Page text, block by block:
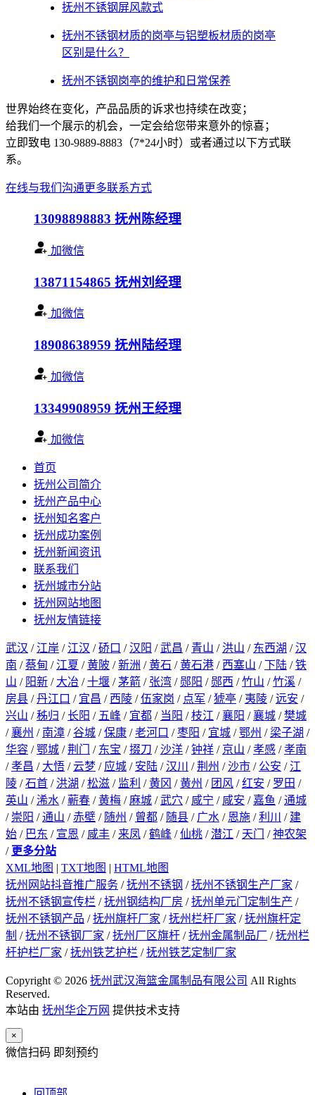
抚州不锈钢屏风款式
抚州不锈钢材质的岗亭与铝塑板材质的岗亭
区别是什么？
抚州不锈钢岗亭的维护和日常保养
世界始终在变化，产品品质的诉求也持续在改变；
给我们一个展示的机会，一定会给您带来意外的惊喜；
立即致电 130-9889-8883（7*24小时）或者通过以下方式联
系。
在线与我们沟通更多联系方式
13098898883 抚州陈经理
加微信
13871154865 抚州刘经理
加微信
18908638959 抚州陆经理
加微信
13349908959 抚州王经理
加微信
首页
抚州公司简介
抚州产品中心
抚州知名客户
抚州成功案例
抚州新闻资讯
联系我们
抚州城市分站
抚州网站地图
抚州友情链接
武汉 / 江岸 / 江汉 /硚口 /汉阳 /武昌 / 青山 / 洪山 / 东西湖 /汉
南 /蔡甸 / 江夏 /黄陂 /新洲 /黄石 /黄石港 / 西塞山 /下陆 /铁
山 / 阳新 / 大冶 /十堰 /茅箭 / 张湾 / 郧阳 / 郧西 /竹山 /竹溪 /
房县 /丹江口 / 宜昌 / 西陵 /伍家岗 / 点军 /猇亭 / 夷陵 /远安 /
兴山 /秭归 /长阳 / 五峰 / 宜都 / 当阳 /枝江 /襄阳 /襄城 /樊城
/襄州 / 南漳 /谷城 /保康 /老河口 /枣阳 / 宜城 /鄂州 / 梁子湖 /
华容 /鄂城 /荆门 / 东宝 /掇刀 /沙洋 /钟祥 / 京山 /孝感 /孝南
/孝昌 / 大悟 /云梦 / 应城 / 安陆 /汉川 /荆州 /沙市 / 公安 / 江
陵 /石首 / 洪湖 /松滋 / 监利 /黄冈 /黄州 / 团风 /红安 / 罗田 /
英山 /浠水 /蕲春 /黄梅 / 麻城 /武穴 / 咸宁 / 咸安 / 嘉鱼 /通城
/ 崇阳 /通山 /赤壁 / 随州 / 曾都 / 随县 / 广水 / 恩施 /利川 / 建
始 / 巴东 / 宣恩 / 咸丰 / 来凤 /鹤峰 /仙桃 /潜江 / 天门 /神农架
/ 更多分站
XML地图 | TXT地图 | HTML地图
抚州网站抖音推广服务 /抚州不锈钢 /抚州不锈钢生产厂家 /
抚州不锈钢宣传栏 /抚州钢结构厂房 /抚州单元门定制生产 /
抚州不锈钢产品 /抚州旗杆厂家 /抚州栏杆厂家 /抚州旗杆定
制 /抚州不锈钢厂家 /抚州厂区旗杆 /抚州金属制品厂 /抚州栏
杆护栏厂家 /抚州铁艺护栏 /抚州铁艺定制厂家
Copyright © 2026 抚州武汉海篮金属制品有限公司 All Rights
Reserved.
本站由 抚州华企万网 提供技术支持
×
微信扫码 即刻预约